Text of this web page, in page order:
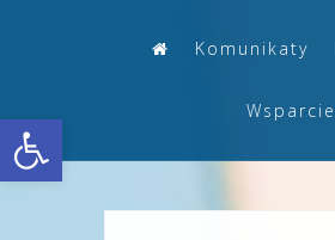
Otwórz pasek narzędzi
Komunikaty